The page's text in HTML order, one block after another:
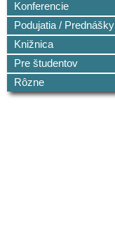
Konferencie
Podujatia / Prednášky
Knižnica
Pre študentov
Rôzne